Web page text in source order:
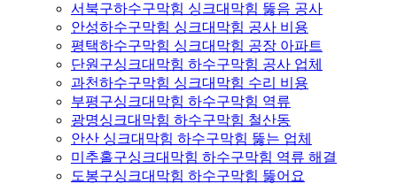
서북구하수구막힘 싱크대막힘 뚫음 공사
안성하수구막힘 싱크대막힘 공사 비용
평택하수구막힘 싱크대막힘 공장 아파트
단원구싱크대막힘 하수구막힘 공사 업체
과천하수구막힘 싱크대막힘 수리 비용
부평구싱크대막힘 하수구막힘 역류
광명싱크대막힘 하수구막힘 철산동
안산 싱크대막힘 하수구막힘 뚫는 업체
미추홀구싱크대막힘 하수구막힘 역류 해결
도봉구싱크대막힘 하수구막힘 뚫어요